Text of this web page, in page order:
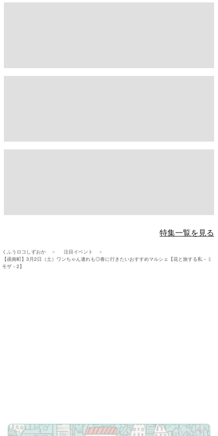
特集一覧を見る
くふうロコしずおか
注目イベント
【函南町】3月2日（土）ワンちゃん連れも◎春に行きたいおすすめマルシェ【花と旅する私－ミ
モザ－2】